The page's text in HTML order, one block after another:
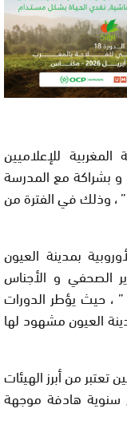
للإعلاميين
و بشراكة مع المدرسة
، وذلك في الفترة من
بمدينة العيون
الصحفي و الأجناس
” ، حيث يؤطر الدورات
العيون مشهود لها
تعتبر من أبرز الهيئات
سنوية هادفة موجهة